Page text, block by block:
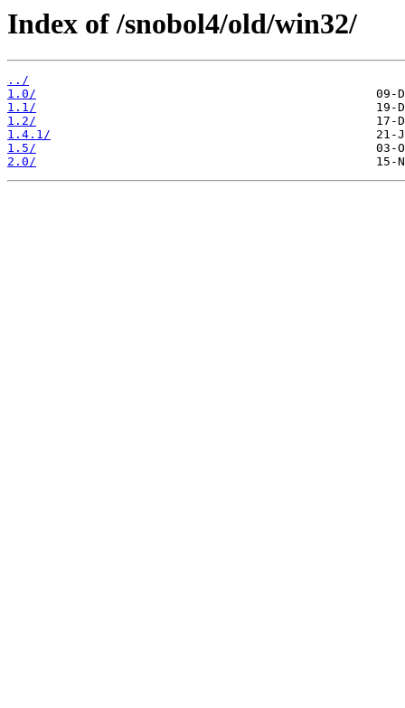
Index of /snobol4/old/win32/
../
1.0/
1.1/
1.2/
1.4.1/
1.5/
2.0/